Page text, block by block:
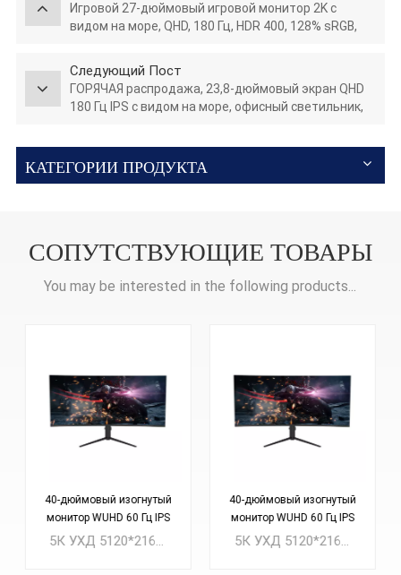
Игровой 27-дюймовый игровой монитор 2K с
видом на море, QHD, 180 Гц, HDR 400, 128% sRGB,
Следующий Пост
ГОРЯЧАЯ распродажа, 23,8-дюймовый экран QHD
180 Гц IPS с видом на море, офисный светильник,
КАТЕГОРИИ ПРОДУКТА
СОПУТСТВУЮЩИЕ ТОВАРЫ
You may be interested in the following products...
40-дюймовый изогнутый
монитор WUHD 60 Гц IPS
с видом на море
40-дюймовый изогнутый
монитор WUHD 60 Гц IPS
с видом на море